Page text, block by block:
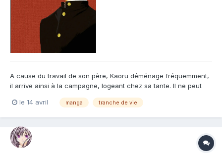
A cause du travail de son père, Kaoru déménage fréquemment,
il arrive ainsi à la campagne, logeant chez sa tante. Il ne peut
joue du piano. Dans cette nouvelle école, il fait la rencontre de
le 14 avril manga tranche de vie